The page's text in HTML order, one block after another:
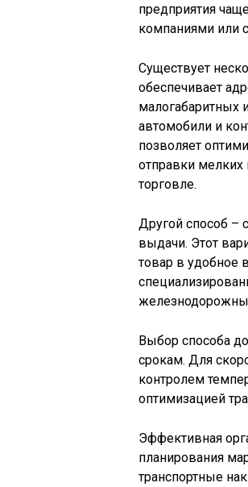
предприятия
компаниями или
Существует
обеспечивает
малогабаритных
автомобили и
позволяет
отправки мелких
торговле.
Другой способ –
выдачи. Этот
товар в удобное
Выбор способа
срокам. Для
контролем
оптимизацией
Эффективная
планирования
транспортные